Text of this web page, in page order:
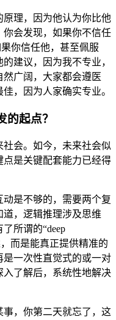
理，因为他认为你比他
你会发现，如果你不信任
你信任他，甚至佩服
建议，因为我不专业，
广阔，大家都会遵医
，因为人家确实专业。
的起点？
会。如今，未来社会似
是关键配套能力已经得
是不够的，需要两个复
，逻辑推理涉及思维
所谓的“deep
而是能真正提供精准的
一次性直觉式的或一对
了解后，系统性地解决
，你第二天就忘了，这